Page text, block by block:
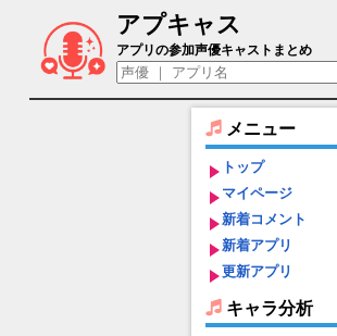
アプキャス
御手杵（声優：浜田賢二
アプリの参加声優キャストまとめ
メニュー
トップ
マイページ
新着コメント
新着アプリ
更新アプリ
キャラ分析